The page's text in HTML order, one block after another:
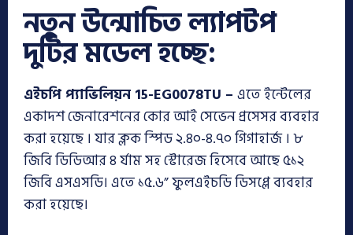
নতুন উন্মোচিত ল্যাপটপ
দুটির মডেল হচ্ছে:
এইচপি প্যাভিলিয়ন 15-EG0078TU – এতে ইন্টেলের
একাদশ জেনারেশনের কোর আই সেভেন প্রসেসর ব্যবহার
করা হয়েছে । যার ক্লক স্পিড ২.৪০-৪.৭০ গিগাহার্জ । ৮
জিবি ডিডিআর ৪ র্যাম সহ স্টোরেজ হিসেবে আছে ৫১২
জিবি এসএসডি। এতে ১৫.৬” ফুলএইচডি ডিসপ্লে ব্যবহার
করা হয়েছে।